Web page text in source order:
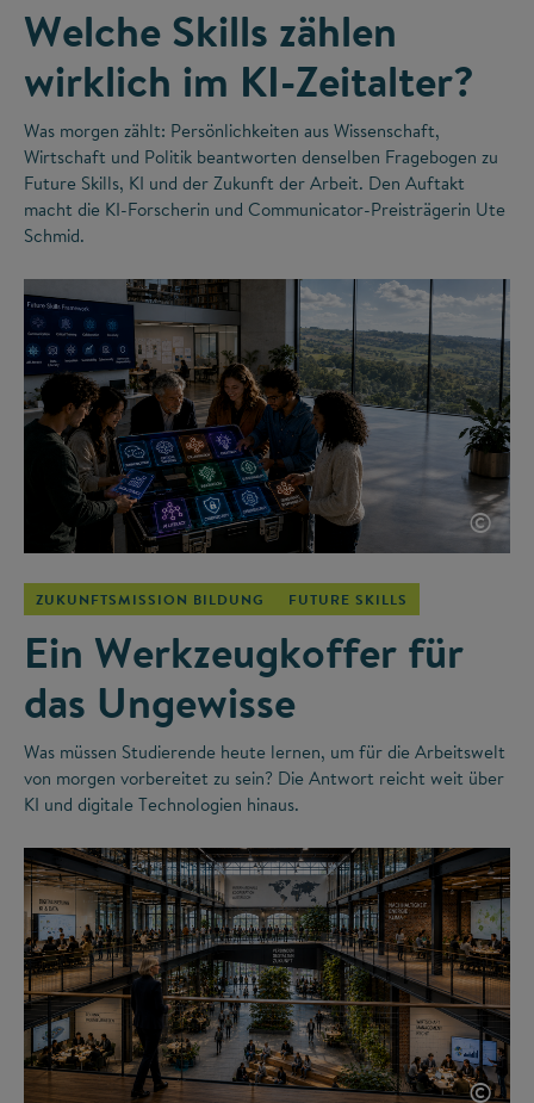
Welche Skills zählen
wirklich im KI-Zeitalter?
Was morgen zählt: Persönlichkeiten aus Wissenschaft,
Wirtschaft und Politik beantworten denselben Fragebogen zu
Future Skills, KI und der Zukunft der Arbeit. Den Auftakt
macht die KI-Forscherin und Communicator-Preisträgerin Ute
Schmid.
©
ZUKUNFTSMISSION BILDUNG FUTURE SKILLS
Ein Werkzeugkoffer für
das Ungewisse
Was müssen Studierende heute lernen, um für die Arbeitswelt
von morgen vorbereitet zu sein? Die Antwort reicht weit über
KI und digitale Technologien hinaus.
©